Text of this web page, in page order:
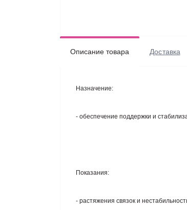
Описание товара Доставка
Назначение:
- обеспечение поддержки и
Показания:
- растяжения связок и